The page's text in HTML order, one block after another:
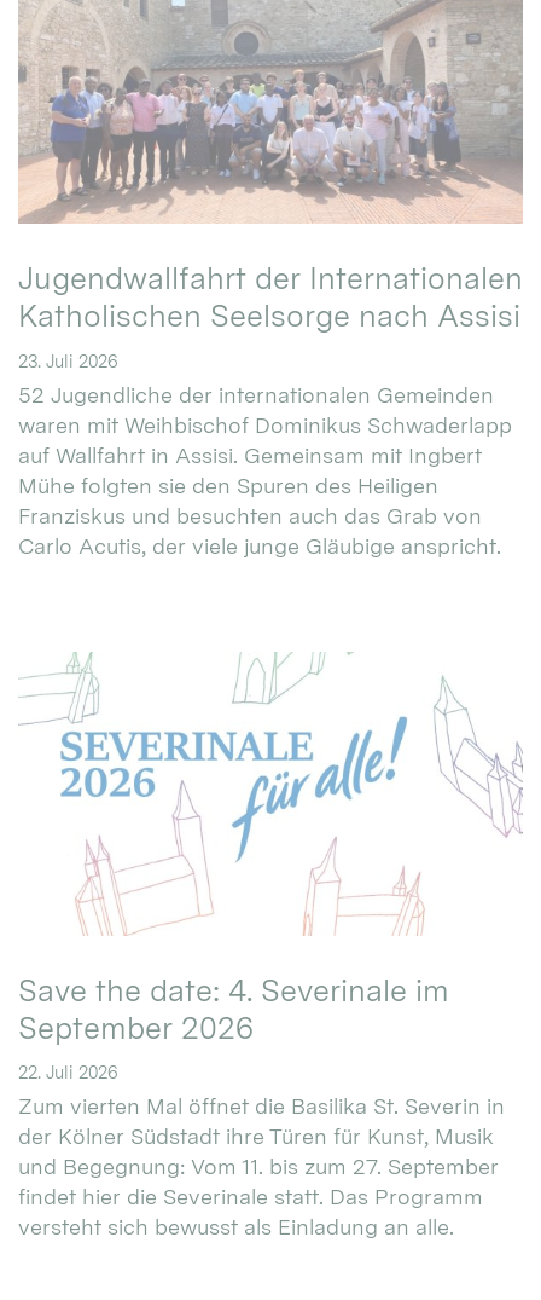
Jugendwallfahrt der Internationalen
Katholischen Seelsorge nach Assisi
23. Juli 2026
52 Jugendliche der internationalen Gemeinden
waren mit Weihbischof Dominikus Schwaderlapp
auf Wallfahrt in Assisi. Gemeinsam mit Ingbert
Mühe folgten sie den Spuren des Heiligen
Franziskus und besuchten auch das Grab von
Carlo Acutis, der viele junge Gläubige anspricht.
Save the date: 4. Severinale im
September 2026
22. Juli 2026
Zum vierten Mal öffnet die Basilika St. Severin in
der Kölner Südstadt ihre Türen für Kunst, Musik
und Begegnung: Vom 11. bis zum 27. September
findet hier die Severinale statt. Das Programm
versteht sich bewusst als Einladung an alle.